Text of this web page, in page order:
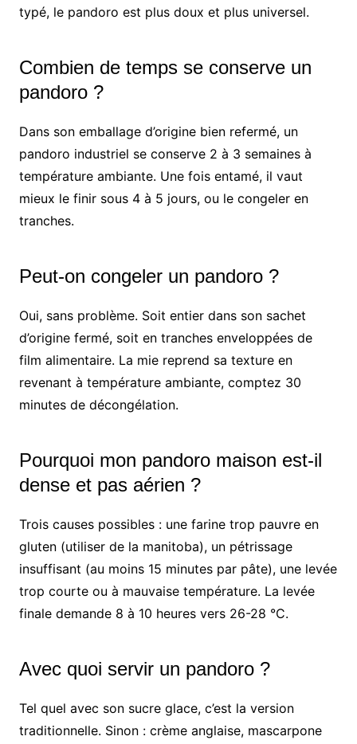
typé, le pandoro est plus doux et plus universel.
Combien de temps se conserve un
pandoro ?
Dans son emballage d’origine bien refermé, un
pandoro industriel se conserve 2 à 3 semaines à
température ambiante. Une fois entamé, il vaut
mieux le finir sous 4 à 5 jours, ou le congeler en
tranches.
Peut-on congeler un pandoro ?
Oui, sans problème. Soit entier dans son sachet
d’origine fermé, soit en tranches enveloppées de
film alimentaire. La mie reprend sa texture en
revenant à température ambiante, comptez 30
minutes de décongélation.
Pourquoi mon pandoro maison est-il
dense et pas aérien ?
Trois causes possibles : une farine trop pauvre en
gluten (utiliser de la manitoba), un pétrissage
insuffisant (au moins 15 minutes par pâte), une levée
trop courte ou à mauvaise température. La levée
finale demande 8 à 10 heures vers 26-28 °C.
Avec quoi servir un pandoro ?
Tel quel avec son sucre glace, c’est la version
traditionnelle. Sinon : crème anglaise, mascarpone